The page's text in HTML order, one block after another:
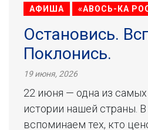
АФИША «АВОСЬ-КА
Остановись.
Поклонись.
19 июня, 2026
22 июня — одна из самых
истории нашей страны.
вспоминаем тех, кто